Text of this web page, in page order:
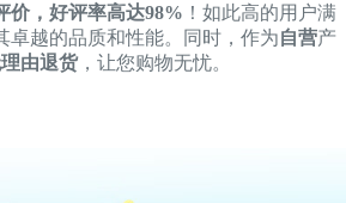
价，好评率高达98% ！如此高的用户满
卓越的品质和性能。同时，作为自营产
由退货，让您购物无忧。